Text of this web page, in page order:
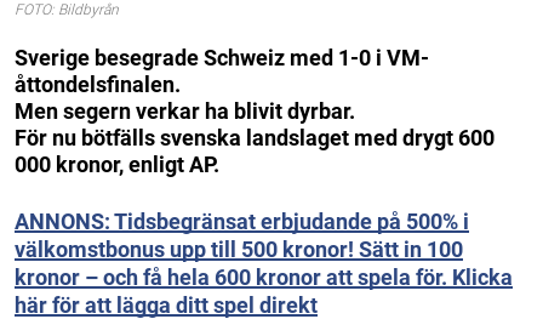
FOTO: Bildbyrån
Sverige besegrade Schweiz med 1-0 i VM-
åttondelsfinalen.
Men segern verkar ha blivit dyrbar.
För nu bötfälls svenska landslaget med drygt 600
000 kronor, enligt AP.
ANNONS: Tidsbegränsat erbjudande på 500% i
välkomstbonus upp till 500 kronor! Sätt in 100
kronor – och få hela 600 kronor att spela för. Klicka
här för att lägga ditt spel direkt